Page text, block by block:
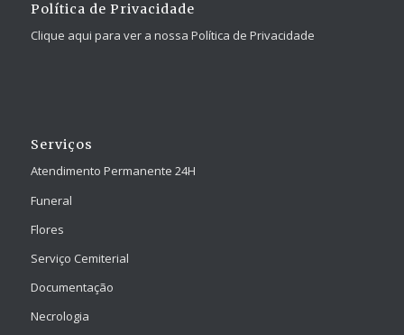
Política de Privacidade
Clique aqui para ver a nossa Política de Privacidade
Serviços
Atendimento Permanente 24H
Funeral
Flores
Serviço Cemiterial
Documentação
Necrologia